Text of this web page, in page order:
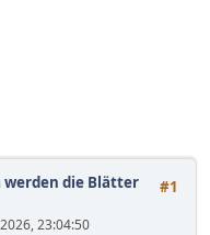
#1
werden die Blätter
23:04:50